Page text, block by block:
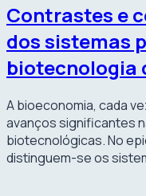
Contrastes e
dos sistemas
biotecnologia
A bioeconomia, cada
avanços significantes
biotecnológicas. No
distinguem-se os